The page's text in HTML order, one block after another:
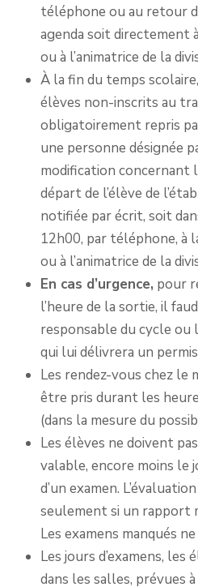
téléphone ou au retour
agenda soit directement
ou à l’animatrice de la
À la fin du temps
élèves non-inscrits au
obligatoirement repris
une personne désignée
modification concernant
départ de l’élève de
notifiée par écrit, soit
12h00, par téléphone, à
ou à l’animatrice de la
En cas d’urgence, pour
l’heure de la sortie, il
responsable du cycle ou
qui lui délivrera un
Les rendez-vous chez le
être pris durant les
(dans la mesure du
Les élèves ne doivent
valable, encore moins le
d’un examen.
seulement si un rapport
Les examens manqués
Les jours d’examens,
dans les salles, prévues